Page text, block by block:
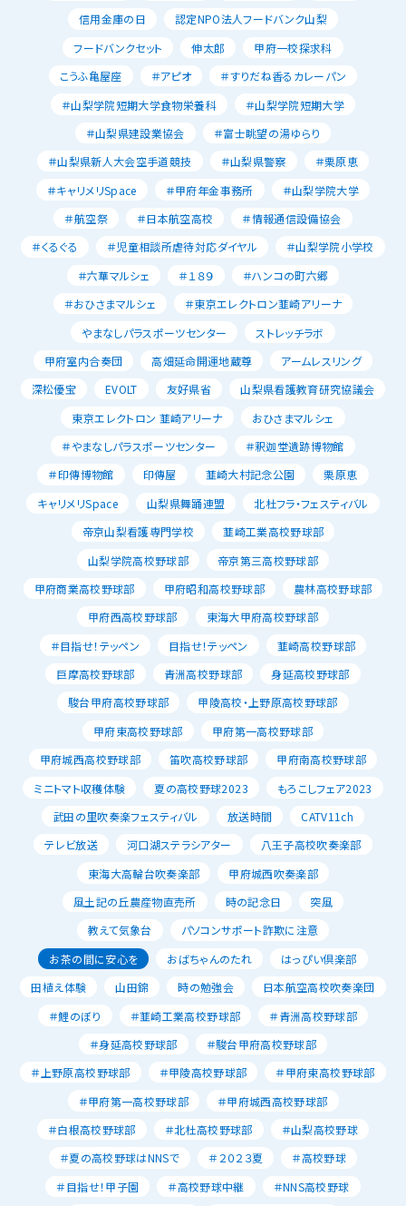
信用金庫の日
認定NPO法人フードバンク山梨
フードバンクセット
伸太郎
甲府一校探求科
こうふ亀屋座
＃アピオ
＃すりだね香るカレーパン
＃山梨学院短期大学食物栄養科
＃山梨学院短期大学
＃山梨県建設業協会
＃富士眺望の湯ゆらり
＃山梨県新人大会空手道競技
＃山梨県警察
＃栗原恵
＃キャリメリSpace
＃甲府年金事務所
＃山梨学院大学
＃航空祭
＃日本航空高校
＃情報通信設備協会
＃くるぐる
＃児童相談所虐待対応ダイヤル
＃山梨学院小学校
＃六華マルシェ
＃１８９
＃ハンコの町六郷
＃おひさまマルシェ
＃東京エレクトロン韮崎アリーナ
やまなしパラスポーツセンター
ストレッチラボ
甲府室内合奏団
高畑延命開運地蔵尊
アームレスリング
深松優宝
EVOLT 友好県省
山梨県看護教育研究協議会
東京エレクトロン 韮崎アリーナ
おひさまマルシェ
＃やまなしパラスポーツセンター
＃釈迦堂遺跡博物館
＃印傳博物館
印傳屋 韮崎大村記念公園
栗原恵
キャリメリSpace
山梨県舞踊連盟
北杜フラ・フェスティバル
帝京山梨看護専門学校
韮崎工業高校野球部
山梨学院高校野球部
帝京第三高校野球部
甲府商業高校野球部
甲府昭和高校野球部
農林高校野球部
甲府西高校野球部
東海大甲府高校野球部
＃目指せ！テッペン
目指せ！テッペン
韮崎高校野球部
巨摩高校野球部
青洲高校野球部
身延高校野球部
駿台甲府高校野球部
甲陵高校・上野原高校野球部
甲府東高校野球部
甲府第一高校野球部
甲府城西高校野球部
笛吹高校野球部
甲府南高校野球部
ミニトマト収穫体験
夏の高校野球2023
もろこしフェア2023
武田の里吹奏楽フェスティバル
放送時間
CATV11ch
テレビ放送
河口湖ステラシアター
八王子高校吹奏楽部
東海大高輪台吹奏楽部
甲府城西吹奏楽部
風土記の丘農産物直売所
時の記念日
突風
教えて気象台
パソコンサポート詐欺に注意
お茶の間に安心を
おばちゃんのたれ
はっぴい倶楽部
田植え体験
山田錦 時の勉強会
日本航空高校吹奏楽団
＃鯉のぼり
＃韮崎工業高校野球部
＃青洲高校野球部
＃身延高校野球部
＃駿台甲府高校野球部
＃上野原高校野球部
＃甲陵高校野球部
＃甲府東高校野球部
＃甲府第一高校野球部
＃甲府城西高校野球部
＃白根高校野球部
＃北杜高校野球部
＃山梨高校野球
＃夏の高校野球はNNSで
＃２０２３夏
＃高校野球
＃目指せ！甲子園
＃高校野球中継
＃NNS高校野球